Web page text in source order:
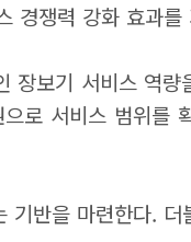
경쟁력 강화 효과를
보기 서비스 역
로 서비스 범위를
반을 마련한다.